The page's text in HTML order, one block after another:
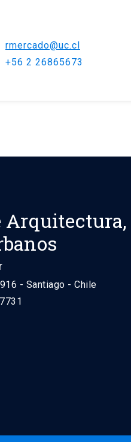
rmercado@uc.cl
+56 2 26865673
Arquitectura,
- Santiago - Chile